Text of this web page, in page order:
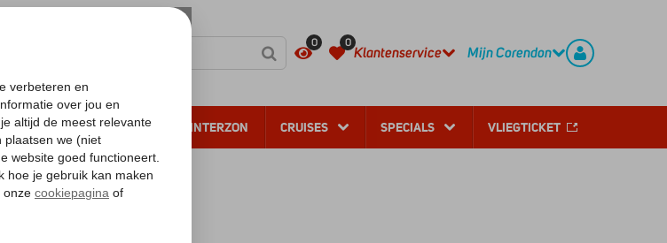
0 0
Klantenservice Mijn Corendon
ALL INCLUSIVE WINTERZON CRUISES SPECIALS VLIEGTICKET